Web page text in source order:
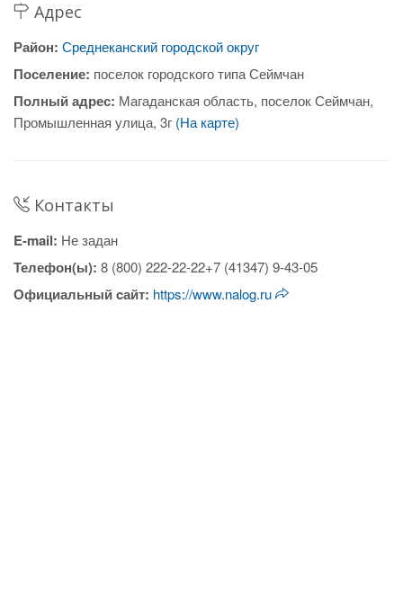
Адрес
Район: Среднеканский городской округ
Поселение: поселок городского типа Сеймчан
Полный адрес: Магаданская область, поселок Сеймчан,
Промышленная улица, 3г (На карте)
Контакты
E-mail: Не задан
Телефон(ы): 8 (800) 222-22-22+7 (41347) 9-43-05
Официальный cайт: https://www.nalog.ru